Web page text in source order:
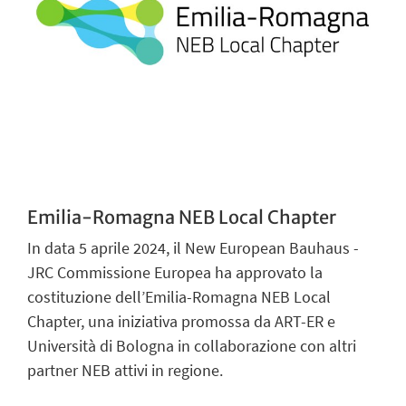
Emilia-Romagna NEB Local Chapter
In data 5 aprile 2024, il New European Bauhaus -
JRC Commissione Europea ha approvato la
costituzione dell’Emilia-Romagna NEB Local
Chapter, una iniziativa promossa da ART-ER e
Università di Bologna in collaborazione con altri
partner NEB attivi in regione.